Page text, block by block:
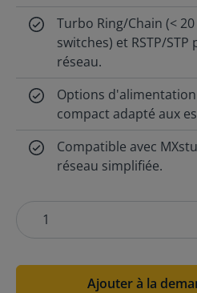
Turbo Ring/Chain (<
switches) et RSTP/
réseau.
Options
compact adapté aux
Compatible avec
réseau simplifiée.
Ajouter à la